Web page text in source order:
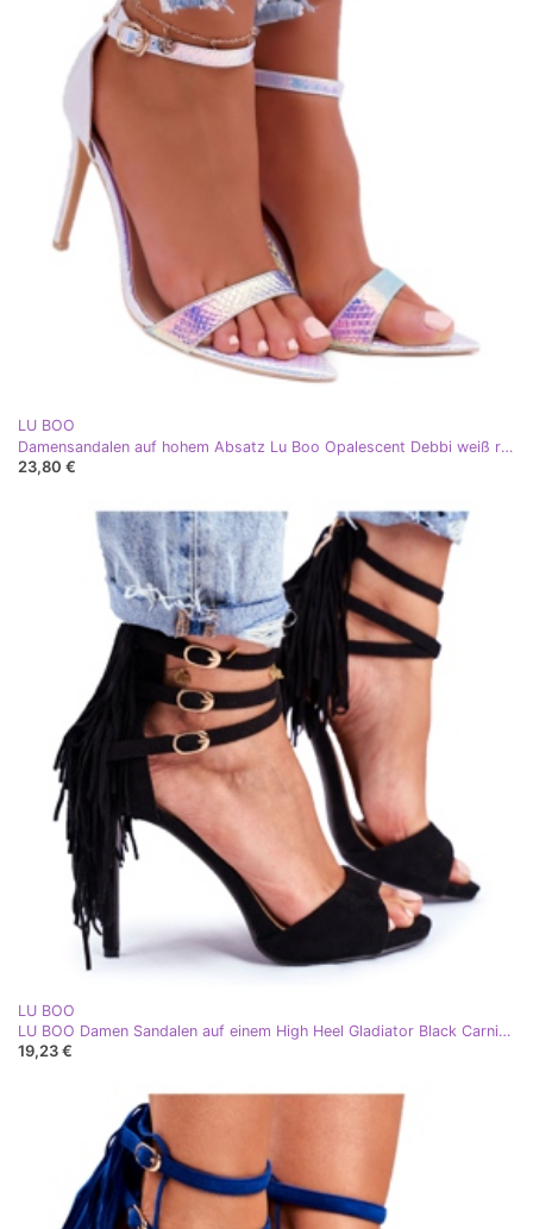
LU BOO
Damensandalen auf hohem Absatz Lu Boo Opalescent Debbi weiß rosa silber
23,80 €
LU BOO
LU BOO Damen Sandalen auf einem High Heel Gladiator Black Carnival schwarz
19,23 €